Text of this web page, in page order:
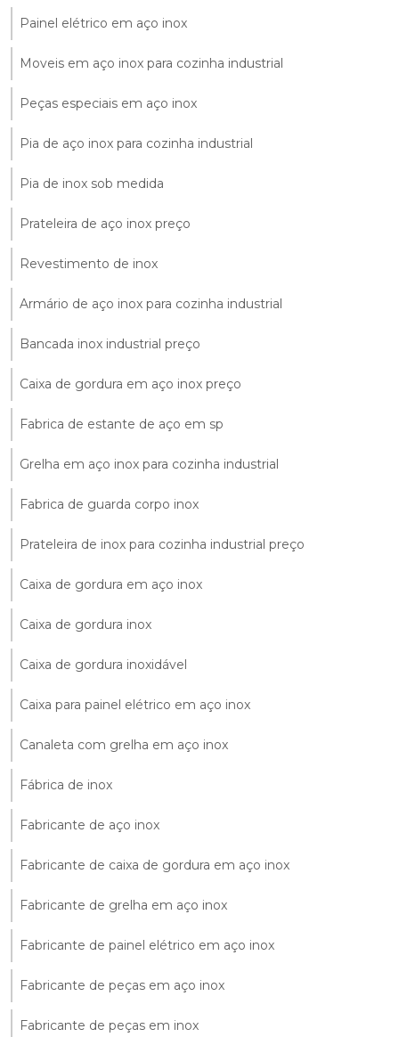
Painel elétrico em aço inox
Moveis em aço inox para cozinha industrial
Peças especiais em aço inox
Pia de aço inox para cozinha industrial
Pia de inox sob medida
Prateleira de aço inox preço
Revestimento de inox
Armário de aço inox para cozinha industrial
Bancada inox industrial preço
Caixa de gordura em aço inox preço
Fabrica de estante de aço em sp
Grelha em aço inox para cozinha industrial
Fabrica de guarda corpo inox
Prateleira de inox para cozinha industrial preço
Caixa de gordura em aço inox
Caixa de gordura inox
Caixa de gordura inoxidável
Caixa para painel elétrico em aço inox
Canaleta com grelha em aço inox
Fábrica de inox
Fabricante de aço inox
Fabricante de caixa de gordura em aço inox
Fabricante de grelha em aço inox
Fabricante de painel elétrico em aço inox
Fabricante de peças em aço inox
Fabricante de peças em inox